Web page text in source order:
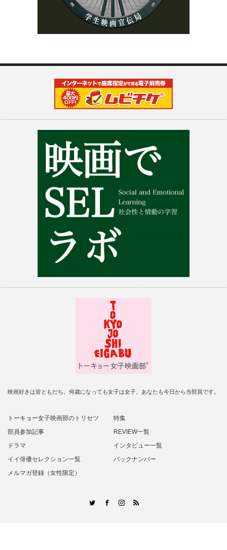
映画好きは皆ともだち。何歳になっても女子は女子。あなたも今日から当部員です。
トーキョー女子映画部のトリセツ
特集
部員参加記事
REVIEW一覧
ドラマ
インタビュー一覧
イイ俳優セレクション一覧
バックナンバー
メルマガ登録（女性限定）
TwitterFacebookInstagram
RSS